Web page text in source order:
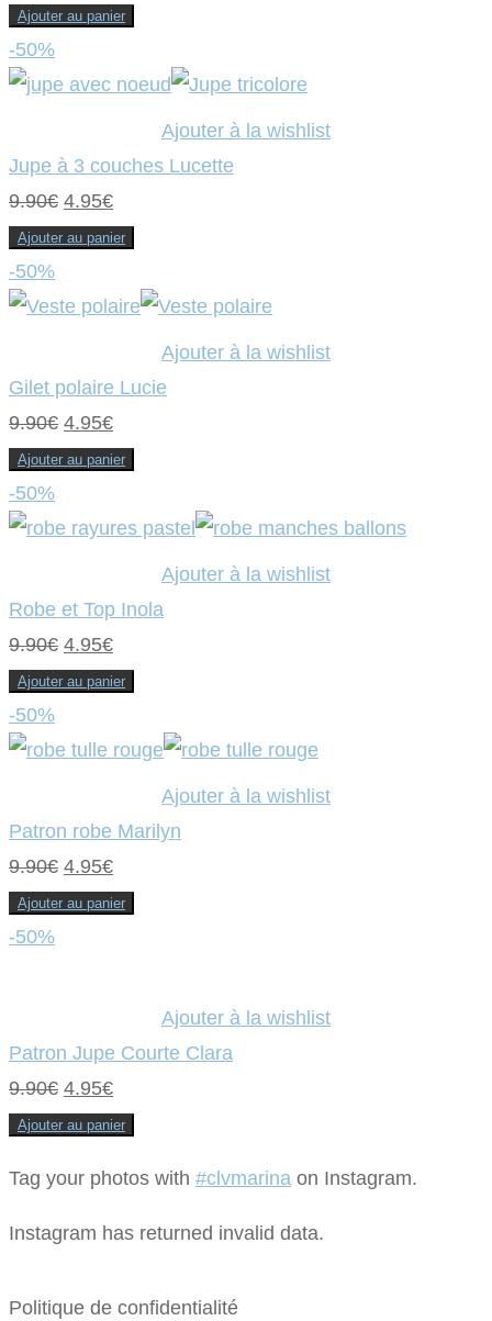
prix
était :
prix
est :
Ajouter au panier
-50%
Ajouter à la wishlist
Jupe à 3 couches Lucette
9.90€ Le
prix
était :
4.95€Le
prix
est :
Ajouter au panier
-50%
Ajouter à la wishlist
Gilet polaire Lucie
9.90€ Le
prix
était :
4.95€Le
prix
est :
Ajouter au panier
-50%
Ajouter à la wishlist
Robe et Top Inola
9.90€ Le
prix
était :
4.95€Le
prix
est :
Ajouter au panier
-50%
Ajouter à la wishlist
Patron robe Marilyn
9.90€ Le
prix
4.95€Le
prix
Ajouter au panier
-50%
Ajouter à la wishlist
Patron Jupe Courte Clara
9.90€ Le
prix
était :
9.90€.
4.95€Le
prix
est :
4.95€.
Ajouter au panier
Tag your photos with #clvmarina on Instagram.
Instagram has returned invalid data.
Politique de confidentialité